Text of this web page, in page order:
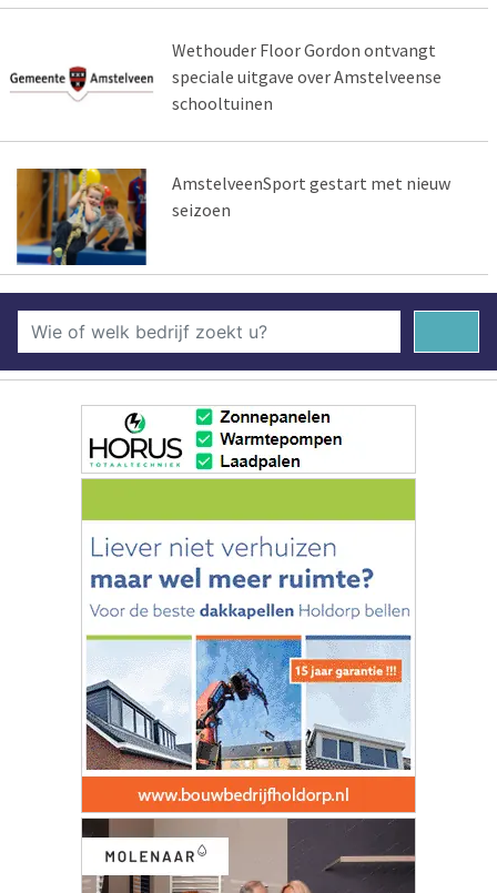
Wethouder Floor Gordon ontvangt
speciale uitgave over Amstelveense
schooltuinen
AmstelveenSport gestart met nieuw
seizoen